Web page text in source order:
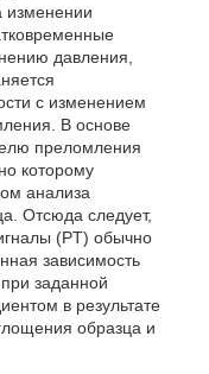
изменении
давления,
с изменением
В основе
преломления
которому
анализа
Отсюда следует,
(PT) обычно
зависимость
заданной
в результате
образца и